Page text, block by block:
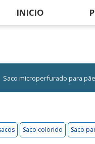
INICIO
Saco microperfurado para
Saco colorido Saco